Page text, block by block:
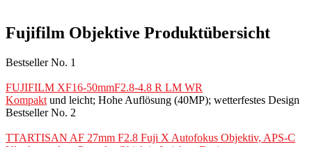
Fujifilm Objektive Produktübersicht
Bestseller No. 1
FUJIFILM XF16-50mmF2.8-4.8 R LM WR
Kompakt und leicht; Hohe Auflösung (40MP); wetterfestes Design
Bestseller No. 2
TTARTISAN AF 27mm F2.8 Fuji X Autofokus Objektiv, APS-C